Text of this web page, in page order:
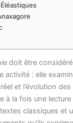
doit être
activité : elle
et l’évolution
à la fois une
classiques et